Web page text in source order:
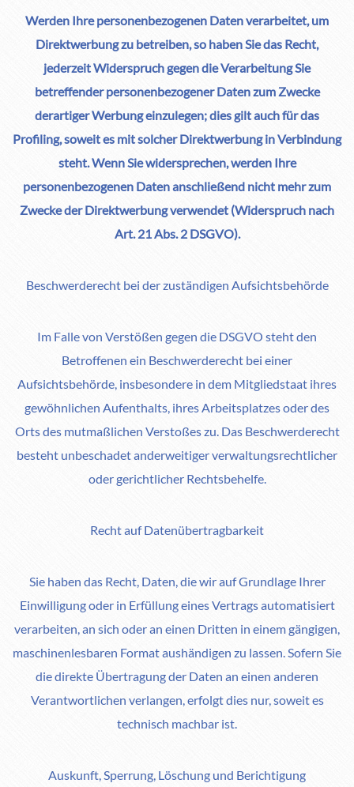
Werden Ihre personenbezogenen Daten verarbeitet, um
Direktwerbung zu betreiben, so haben Sie das Recht,
jederzeit Widerspruch gegen die Verarbeitung Sie
betreffender personenbezogener Daten zum Zwecke
derartiger Werbung einzulegen; dies gilt auch für das
Profiling, soweit es mit solcher Direktwerbung in Verbindung
steht. Wenn Sie widersprechen, werden Ihre
personenbezogenen Daten anschließend nicht mehr zum
Zwecke der Direktwerbung verwendet (Widerspruch nach
Art. 21 Abs. 2 DSGVO).
Beschwerderecht bei der zuständigen Aufsichtsbehörde
Im Falle von Verstößen gegen die DSGVO steht den
Betroffenen ein Beschwerderecht bei einer
Aufsichtsbehörde, insbesondere in dem Mitgliedstaat ihres
gewöhnlichen Aufenthalts, ihres Arbeitsplatzes oder des
Orts des mutmaßlichen Verstoßes zu. Das Beschwerderecht
besteht unbeschadet anderweitiger verwaltungsrechtlicher
oder gerichtlicher Rechtsbehelfe.
Recht auf Datenübertragbarkeit
Sie haben das Recht, Daten, die wir auf Grundlage Ihrer
Einwilligung oder in Erfüllung eines Vertrags automatisiert
verarbeiten, an sich oder an einen Dritten in einem gängigen,
maschinenlesbaren Format aushändigen zu lassen. Sofern Sie
die direkte Übertragung der Daten an einen anderen
Verantwortlichen verlangen, erfolgt dies nur, soweit es
technisch machbar ist.
Auskunft, Sperrung, Löschung und Berichtigung